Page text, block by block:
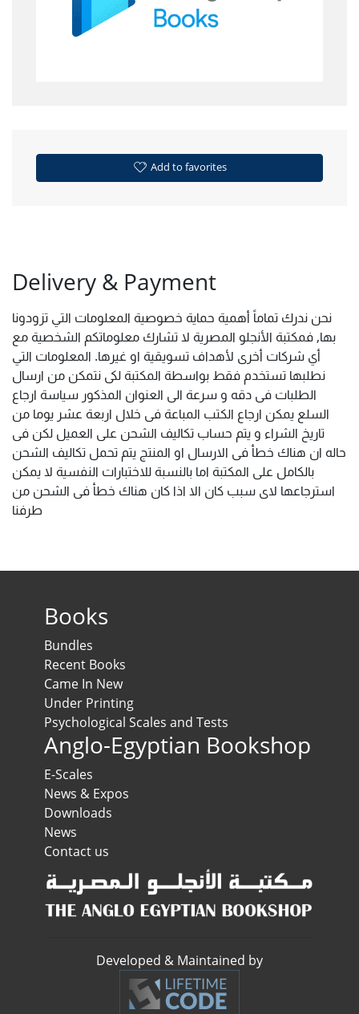
Add to favorites
Delivery & Payment
نحن ندرك تماماً أهمية حماية خصوصية المعلومات التي تزودونا
بها, فمكتبة الأنجلو المصرية لا تشارك معلوماتكم الشخصية مع
أي شركات أخرى لأهداف تسويقية او غيرها. المعلومات التي
نطلبها تستخدم فقط بواسطة المكتبة لكى نتمكن من ارسال
الطلبات فى دقه و سرعة الى العنوان المذكور سياسة ارجاع
السلع يمكن ارجاع الكتب المباعة فى خلال اربعة عشر يوما من
تاريخ الشراء و يتم حساب تكاليف الشحن على العميل لكن فى
حاله ان هناك خطأ فى الارسال او المنتج يتم تحمل تكاليف الشحن
بالكامل على المكتبة اما بالنسبة للاختبارات النفسية لا يمكن
استرجاعها لاى سبب كان الا اذا كان هناك خطأ فى الشحن من
طرفنا
Books
Bundles
Recent Books
Came In New
Under Printing
Psychological Scales and Tests
Anglo-Egyptian Bookshop
E-Scales
News & Expos
Downloads
News
Contact us
Developed & Maintained by